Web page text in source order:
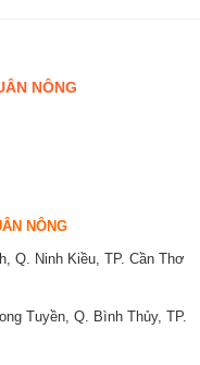
NÔNG
NÔNG
Q. Ninh Kiều, TP. Cần Thơ
Tuyền, Q. Bình Thủy, TP.